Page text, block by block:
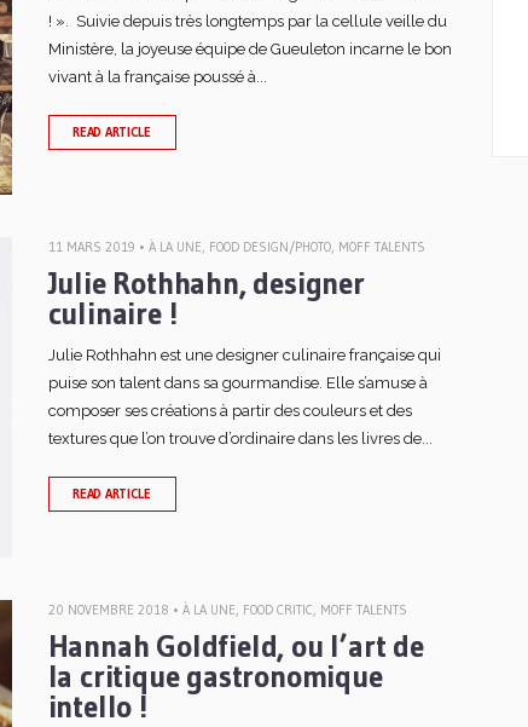
! ». Suivie depuis très longtemps par la cellule veille du
Ministère, la joyeuse équipe de Gueuleton incarne le bon
vivant à la française poussé à...
READ ARTICLE
11 MARS 2019 • À LA UNE, FOOD DESIGN/PHOTO, MOFF TALENTS
Julie Rothhahn, designer
culinaire !
Julie Rothhahn est une designer culinaire française qui
puise son talent dans sa gourmandise. Elle s’amuse à
composer ses créations à partir des couleurs et des
textures que l’on trouve d’ordinaire dans les livres de...
READ ARTICLE
20 NOVEMBRE 2018 • À LA UNE, FOOD CRITIC, MOFF TALENTS
Hannah Goldfield, ou l’art de
la critique gastronomique
intello !